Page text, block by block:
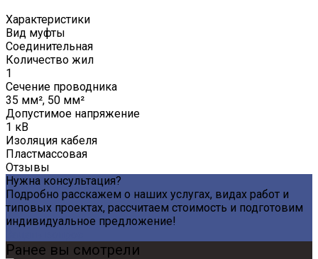
Характеристики
Вид муфты
Соединительная
Количество жил
1
Сечение проводника
35 мм², 50 мм²
Допустимое напряжение
1 кВ
Изоляция кабеля
Пластмассовая
Отзывы
Нужна консультация?
Подробно расскажем о наших услугах, видах работ и
типовых проектах, рассчитаем стоимость и подготовим
индивидуальное предложение!
Ранее вы смотрели